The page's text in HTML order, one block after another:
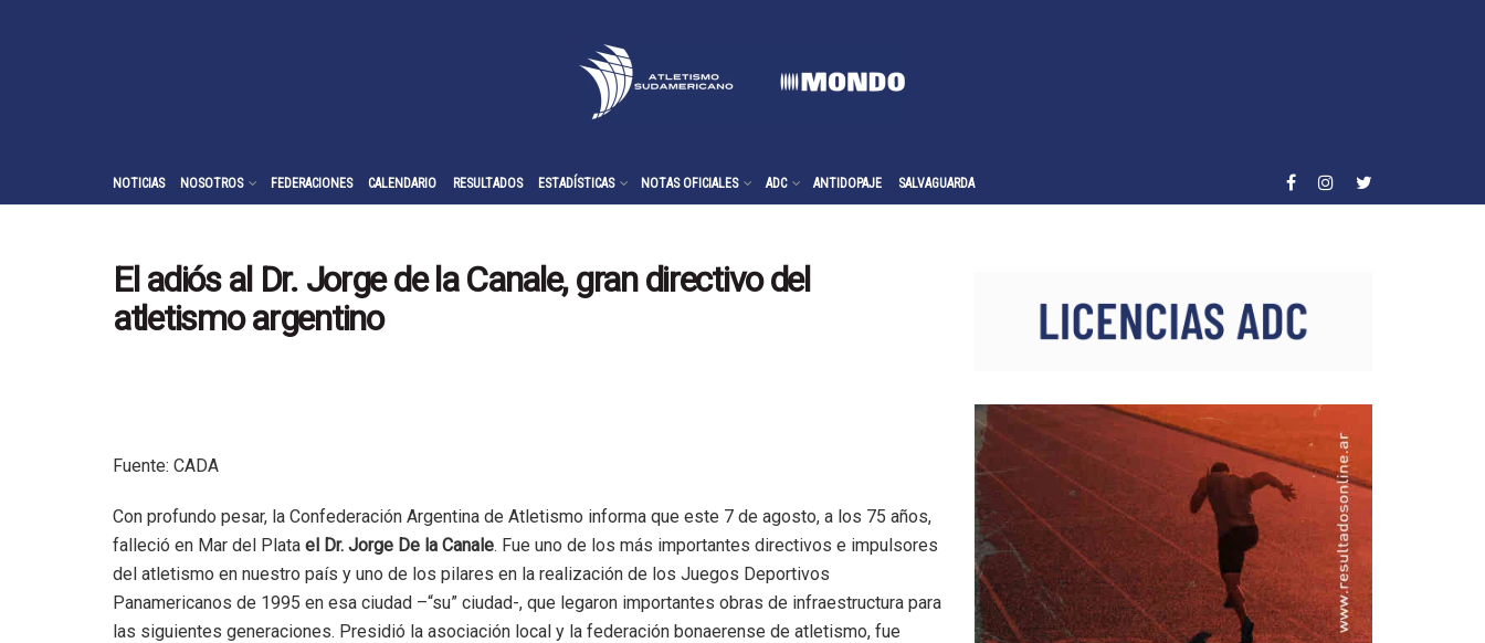
NOTICIAS NOSOTROS FEDERACIONES CALENDARIO RESULTADOS ESTADÍSTICAS NOTAS OFICIALES ADC ANTIDOPAJE SALVAGUARDA
El adiós al Dr. Jorge de la Canale, gran directivo del
atletismo argentino
Fuente: CADA
Con profundo pesar, la Confederación Argentina de Atletismo informa que este 7 de agosto, a los 75 años,
falleció en Mar del Plata el Dr. Jorge De la Canale. Fue uno de los más importantes directivos e impulsores
del atletismo en nuestro país y uno de los pilares en la realización de los Juegos Deportivos
Panamericanos de 1995 en esa ciudad –“su” ciudad-, que legaron importantes obras de infraestructura para
las siguientes generaciones. Presidió la asociación local y la federación bonaerense de atletismo, fue